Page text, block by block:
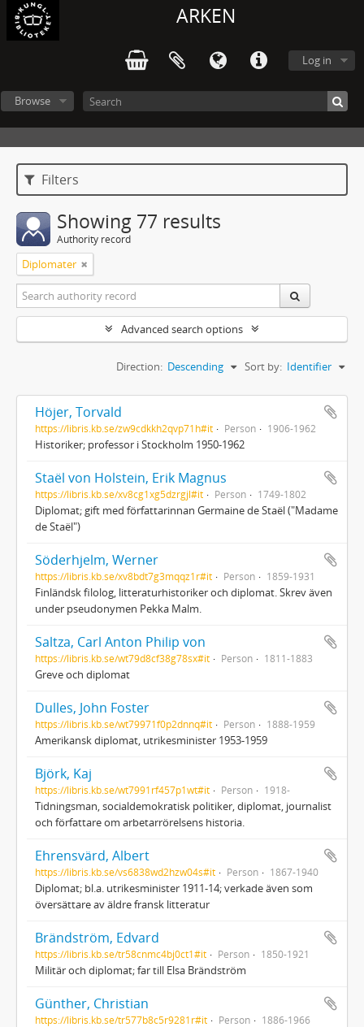
ARKEN
Log in
Browse
Filters
Showing 77 results
Authority record
Diplomater
Advanced search options
Sort by: Identifier
Direction: Descending
Höjer, Torvald
https://libris.kb.se/zw9cdkkh2qvp71h#it Person 1906-1962
Historiker; professor i Stockholm 1950-1962
Staël von Holstein, Erik Magnus
https://libris.kb.se/xv8cg1xg5dzrgjl#it Person 1749-1802
Diplomat; gift med författarinnan Germaine de Staël ("Madame
de Staël")
Söderhjelm, Werner
https://libris.kb.se/xv8bdt7g3mqqz1r#it Person 1859-1931
Finländsk filolog, litteraturhistoriker och diplomat. Skrev även
under pseudonymen Pekka Malm.
Saltza, Carl Anton Philip von
https://libris.kb.se/wt79d8cf38g78sx#it Person 1811-1883
Greve och diplomat
Dulles, John Foster
https://libris.kb.se/wt79971f0p2dnnq#it Person 1888-1959
Amerikansk diplomat, utrikesminister 1953-1959
Björk, Kaj
https://libris.kb.se/wt7991rf457p1wt#it Person 1918-
Tidningsman, socialdemokratisk politiker, diplomat, journalist
och författare om arbetarrörelsens historia.
Ehrensvärd, Albert
https://libris.kb.se/vs6838wd2hzw04s#it Person 1867-1940
Diplomat; bl.a. utrikesminister 1911-14; verkade även som
översättare av äldre fransk litteratur
Brändström, Edvard
https://libris.kb.se/tr58cnmc4bj0ct1#it Person 1850-1921
Militär och diplomat; far till Elsa Brändström
Günther, Christian
https://libris.kb.se/tr577b8c5r9281r#it Person 1886-1966